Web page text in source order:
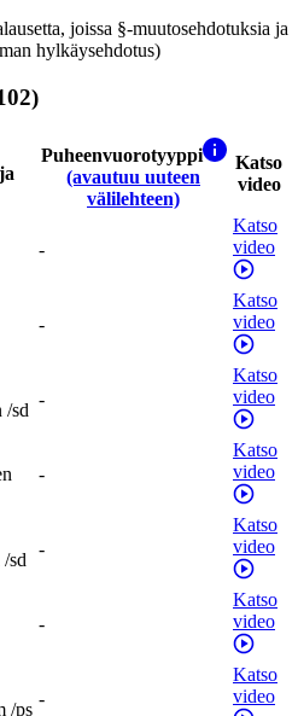
joissa §-muutosehdotuksia ja
hylkäysehdotus)
Puheenvuorotyyppi
(avautuu uuteen
välilehteen)
Katso
video
-
Katso
video
-
Katso
video
/sd
-
Katso
video
-
Katso
video
/sd
-
Katso
video
-
Katso
video
/ps
-
Katso
video